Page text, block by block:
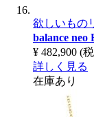
欲しいもの
balance
¥ 482,900 (
詳しく見る
在庫あり